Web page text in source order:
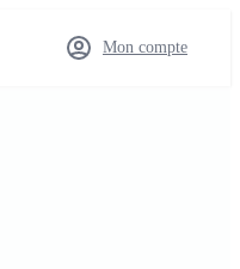
Mon compte